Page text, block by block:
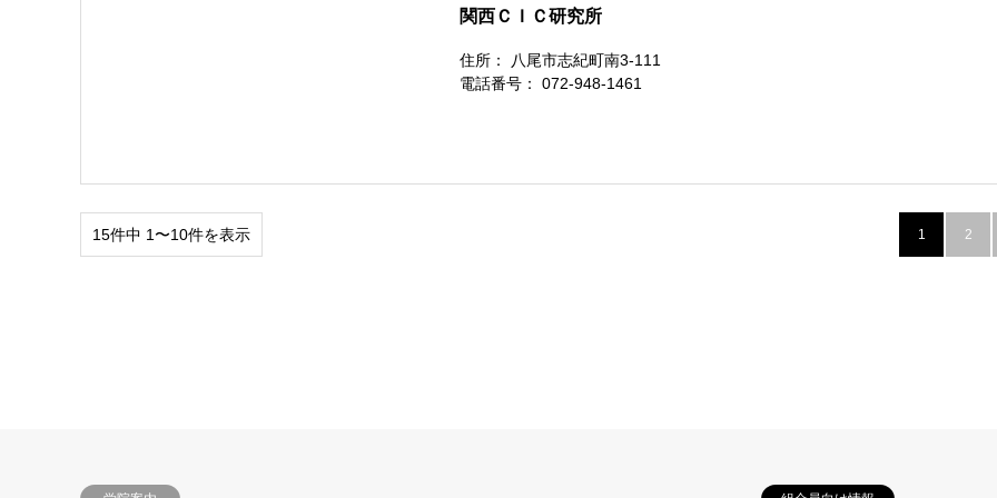
関西ＣＩＣ研究所
住所： 八尾市志紀町南3-111
電話番号： 072-948-1461
15件中 1〜10件を表示 1 2